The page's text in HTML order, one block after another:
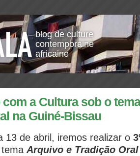
blog de culture
contemporaine
africaine
com a Cultura sob o
na Guiné-Bissau
13 de abril, iremos realizar o
Arquivo e Tradição